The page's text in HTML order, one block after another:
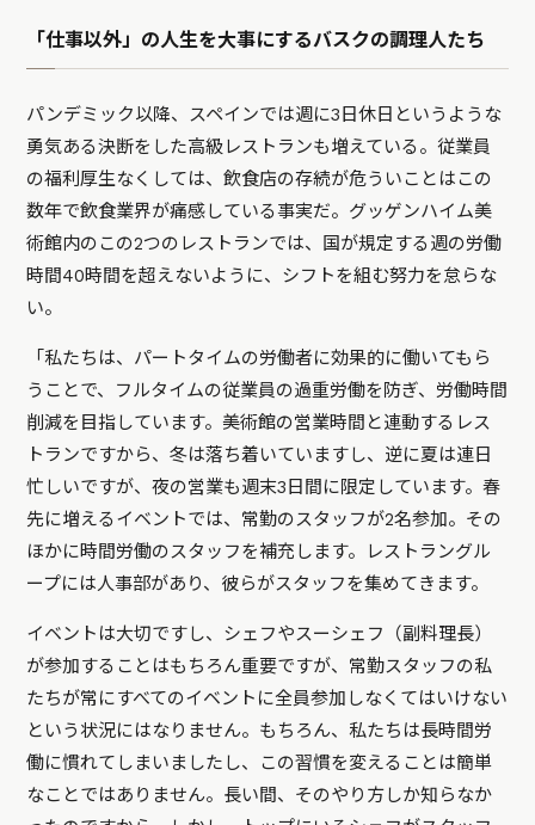
「仕事以外」の人生を大事にするバスクの調理人たち
パンデミック以降、スペインでは週に3日休日というような
勇気ある決断をした高級レストランも増えている。従業員
の福利厚生なくしては、飲食店の存続が危ういことはこの
数年で飲食業界が痛感している事実だ。グッゲンハイム美
術館内のこの2つのレストランでは、国が規定する週の労働
時間40時間を超えないように、シフトを組む努力を怠らな
い。
「私たちは、パートタイムの労働者に効果的に働いてもら
うことで、フルタイムの従業員の過重労働を防ぎ、労働時間
削減を目指しています。美術館の営業時間と連動するレス
トランですから、冬は落ち着いていますし、逆に夏は連日
忙しいですが、夜の営業も週末3日間に限定しています。春
先に増えるイベントでは、常勤のスタッフが2名参加。その
ほかに時間労働のスタッフを補充します。レストラングル
ープには人事部があり、彼らがスタッフを集めてきます。
イベントは大切ですし、シェフやスーシェフ（副料理長）
が参加することはもちろん重要ですが、常勤スタッフの私
たちが常にすべてのイベントに全員参加しなくてはいけない
という状況にはなりません。もちろん、私たちは長時間労
働に慣れてしまいましたし、この習慣を変えることは簡単
なことではありません。長い間、そのやり方しか知らなか